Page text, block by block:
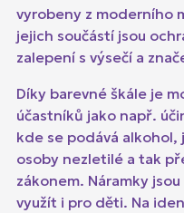
vyrobeny z moderního
jejich součástí jsou
zalepení s výsečí a
Díky barevné škále je
účastníků jako např.
kde se podává
osoby nezletilé a tak
zákonem. Náramky
využít i pro děti. Na